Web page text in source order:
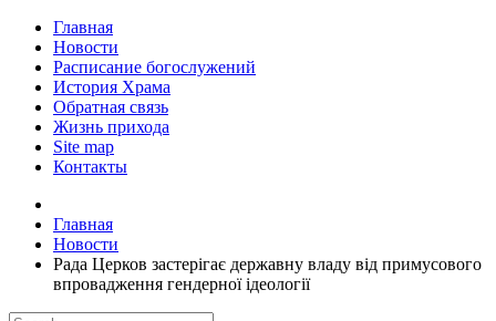
Главная
Новости
Расписание богослужений
История Храма
Обратная связь
Жизнь прихода
Site map
Контакты
Главная
Новости
Рада Церков застерігає державну владу від примусового
впровадження гендерної ідеології